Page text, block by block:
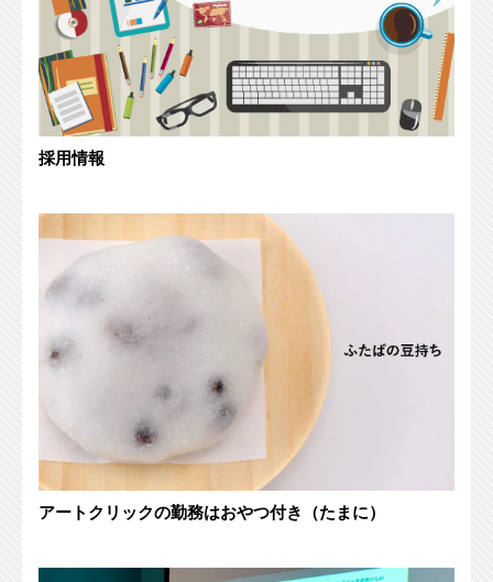
採用情報
アートクリックの勤務はおやつ付き（たまに）